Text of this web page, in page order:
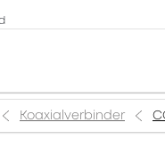
Koaxialverbinder